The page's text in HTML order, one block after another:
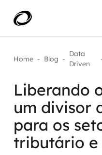
Aplicar IA com impacto
AI / Machine Learning
IA Generativa
Projetos
Carreira
Home - Blog -
Data
Driven
Liberando
um divisor
para os
tributário e